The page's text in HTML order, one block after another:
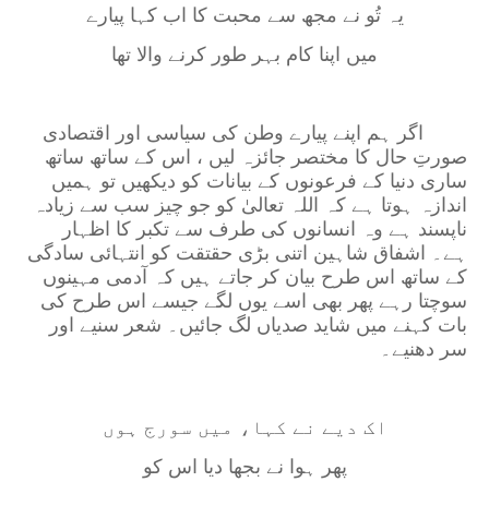
یہ تُو نے مجھ سے محبت کا اب کہا پیارے
میں اپنا کام بہر طور کرنے والا تھا
اگر ہم اپنے پیارے وطن کی سیاسی اور اقتصادی
صورتِ حال کا مختصر جائزہ لیں ، اس کے ساتھ ساتھ
ساری دنیا کے فرعونوں کے بیانات کو دیکھیں تو ہمیں
اندازہ ہوتا ہے کہ اللہ تعالیٰ کو جو چیز سب سے زیادہ
ناپسند ہے وہ انسانوں کی طرف سے تکبر کا اظہار
ہے۔ اشفاق شاہین اتنی بڑی حقتقت کو انتہائی سادگی
کے ساتھ اس طرح بیان کر جاتے ہیں کہ آدمی مہینوں
سوچتا رہے پھر بھی اسے یوں لگے جیسے اس طرح کی
بات کہنے میں شاید صدیاں لگ جائیں۔ شعر سنیے اور
سر دھنیے۔
اک دیے نے کہا، میں سورج ہوں
پھر ہوا نے بجھا دیا اس کو